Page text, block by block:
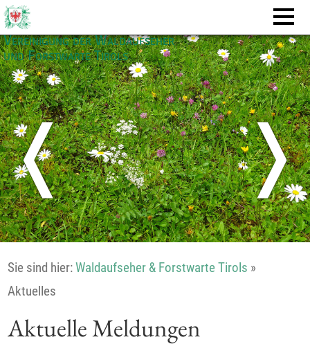
Vereinigung der Waldaufseher
und Forstwarte Tirols
❬ ❭
Sie sind hier:Waldaufseher & Forstwarte Tirols »
Aktuelles
Aktuelle Meldungen